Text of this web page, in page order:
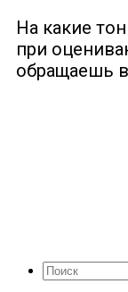
На какие
при
обращаешь